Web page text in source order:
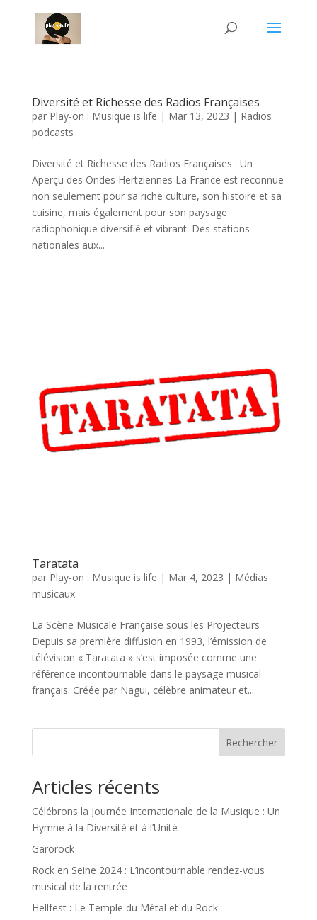
Diversité et Richesse des Radios Françaises
par Play-on : Musique is life | Mar 13, 2023 | Radios
podcasts
Diversité et Richesse des Radios Françaises : Un
Aperçu des Ondes Hertziennes La France est reconnue
non seulement pour sa riche culture, son histoire et sa
cuisine, mais également pour son paysage
radiophonique diversifié et vibrant. Des stations
nationales aux...
Taratata
par Play-on : Musique is life | Mar 4, 2023 | Médias
musicaux
La Scène Musicale Française sous les Projecteurs
Depuis sa première diffusion en 1993, l’émission de
télévision « Taratata » s’est imposée comme une
référence incontournable dans le paysage musical
français. Créée par Nagui, célèbre animateur et...
Rechercher
Articles récents
Célébrons la Journée Internationale de la Musique : Un
Hymne à la Diversité et à l’Unité
Garorock
Rock en Seine 2024 : L’incontournable rendez-vous
musical de la rentrée
Hellfest : Le Temple du Métal et du Rock